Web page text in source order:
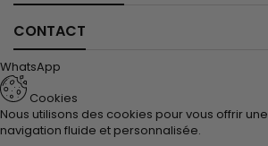
CONTACT
WhatsApp
Cookies
Nous utilisons des cookies pour vous offrir une
navigation fluide et personnalisée.